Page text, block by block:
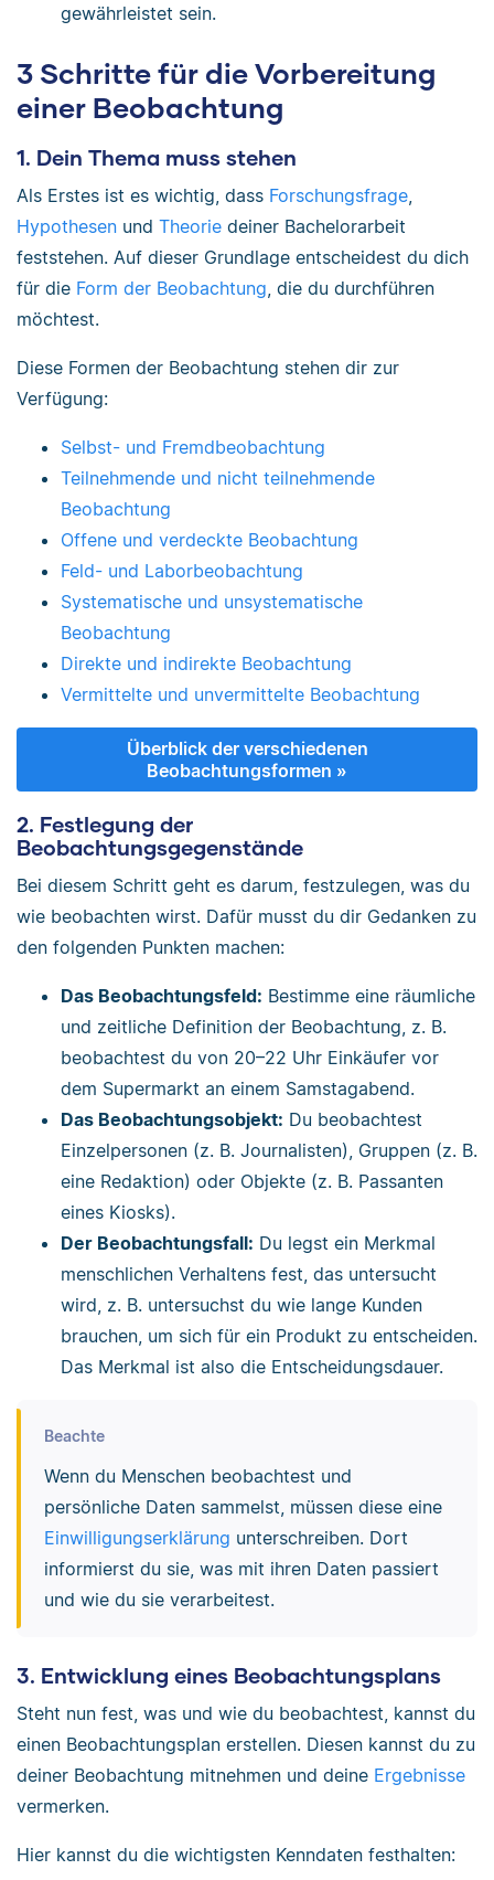
gewährleistet sein.
3 Schritte für die Vorbereitung
einer Beobachtung
1. Dein Thema muss stehen
Als Erstes ist es wichtig, dass Forschungsfrage
Hypothesen und Theorie deiner Bachelorarbeit
feststehen. Auf dieser Grundlage entscheidest du dich
für die Form der Beobachtung , die du durchführen
möchtest.
Diese Formen der Beobachtung stehen dir zur
Verfügung:
Selbst- und Fremdbeobachtung
Teilnehmende und nicht teilnehmende
Beobachtung
Offene und verdeckte Beobachtung
Feld- und Laborbeobachtung
Systematische und unsystematische
Beobachtung
Direkte und indirekte Beobachtung
Vermittelte und unvermittelte Beobachtung
Überblick der verschiedenen
Beobachtungsformen »
2. Festlegung der
Beobachtungsgegenstände
Bei diesem Schritt geht es darum, festzulegen, was du
wie beobachten wirst. Dafür musst du dir Gedanken zu
den folgenden Punkten machen:
Das Beobachtungsfeld: Bestimme eine räumliche
und zeitliche Definition der Beobachtung, z. B.
beobachtest du von 20–22 Uhr Einkäufer vor
dem Supermarkt an einem Samstagabend.
Das Beobachtungsobjekt: Du beobachtest
Einzelpersonen (z. B. Journalisten), Gruppen (z. B.
eine Redaktion) oder Objekte (z. B. Passanten
eines Kiosks).
Der Beobachtungsfall: Du legst ein Merkmal
menschlichen Verhaltens fest, das untersucht
wird, z. B. untersuchst du wie lange Kunden
brauchen, um sich für ein Produkt zu entscheiden.
Das Merkmal ist also die Entscheidungsdauer.
Beachte
Wenn du Menschen beobachtest und
persönliche Daten sammelst, müssen diese eine
Einwilligungserklärung unterschreiben. Dort
informierst du sie, was mit ihren Daten passiert
und wie du sie verarbeitest.
3. Entwicklung eines Beobachtungsplans
Steht nun fest, was und wie du beobachtest, kannst du
einen Beobachtungsplan erstellen. Diesen kannst du zu
deiner Beobachtung mitnehmen und deine Ergebnisse
vermerken.
Hier kannst du die wichtigsten Kenndaten festhalten: